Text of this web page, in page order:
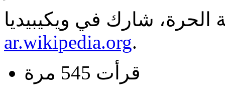
شارك في ويكيبيديا
ar.wikipedia.org.
قرأت 545 مرة